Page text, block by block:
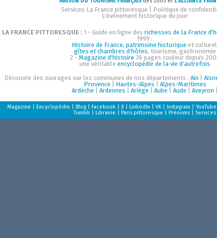
Services La France pittoresque
Politique de
L'événement historique du jour
LA FRANCE PITTORESQUE : 1 - Guide en ligne des richesses de la France
1999 :
Histoire de France, patrimoine historique et
gîtes et chambres d'hôtes, tourisme, gastronomie
2 - Magazine d'histoire 36 pages couleur depuis
une véritableencyclopédie de la vie d'autrefois
Découvrir des ouvrages sur les communes de nos départements :Ain |
Provence
Hautes-Alpes
Alpes-Maritimes
Ardèche |Ardennes |Ariège |Aube |Aude |Aveyron
Magazine |Encyclopédie |Blog |Facebook |X |LinkedIn |VK |Instagram |YouTube
Tumblr |Librairie |Paris pittoresque |Prénoms Services